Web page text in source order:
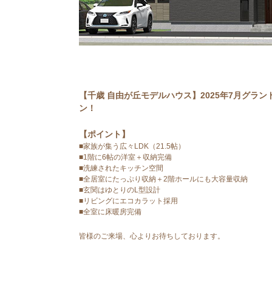
【千歳 自由が丘モデルハウス】2025年7月グラン
ン！
【ポイント】
■家族が集う広々LDK（21.5帖）
■1階に6帖の洋室＋収納完備
■洗練されたキッチン空間
■全居室にたっぷり収納＋2階ホールにも大容量収納
■玄関はゆとりのL型設計
■リビングにエコカラット採用
■全室に床暖房完備
皆様のご来場、心よりお待ちしております。